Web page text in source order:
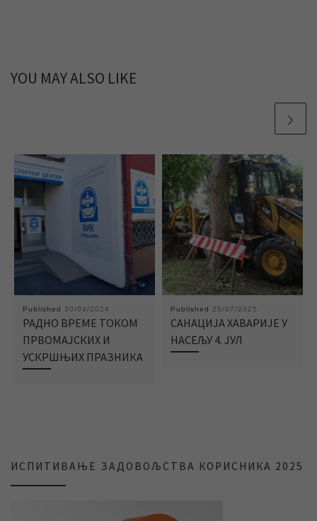
YOU MAY ALSO LIKE
Published 30/04/2024
РАДНО ВРЕМЕ ТОКОМ
ПРВОМАЈСКИХ И
УСКРШЊИХ ПРАЗНИКА
Published 25/07/2025
САНАЦИЈА ХАВАРИЈЕ У
НАСЕЉУ 4. ЈУЛ
ИСПИТИВАЊЕ ЗАДОВОЉСТВА КОРИСНИКА 2025